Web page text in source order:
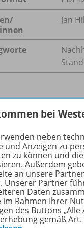
Jan
gesellschaftlich
Verbots für
(eFuels) oder
schulische
angekommen sind.
bei
neben
und Anzeigen zu
zu können und
Außerdem
an unsere
Unserer Partner
Daten
im Rahmen Ihrer
des Buttons
gemäß Art.